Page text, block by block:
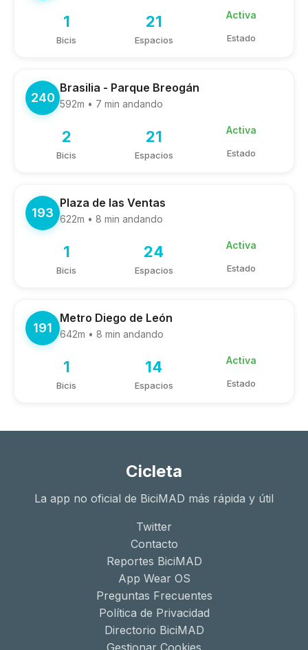
1
Bicis
21
Espacios
Activa
Estado
240
Brasilia - Parque Breogán
592m • 7 min andando
2
Bicis
21
Espacios
Activa
Estado
193
Plaza de las Ventas
622m • 8 min andando
1
Bicis
24
Espacios
Activa
Estado
191
Metro Diego de León
642m • 8 min andando
1
Bicis
14
Espacios
Activa
Estado
Cicleta
La app no oficial de BiciMAD más rápida y útil
Twitter
Contacto
Reportes BiciMAD
App Wear OS
Preguntas Frecuentes
Política de Privacidad
Directorio BiciMAD
Gestionar Cookies